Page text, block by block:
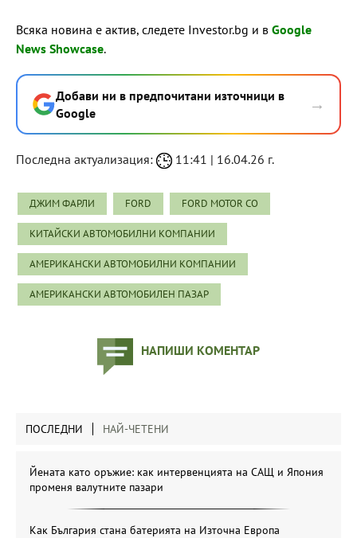
Всяка новина е актив, следете Investor.bg и в Google
News Showcase.
Добави ни в предпочитани източници в
Google
→
Последна актуализация: 11:41 | 16.04.26 г.
ДЖИМ ФАРЛИ FORD FORD MOTOR CO
КИТАЙСКИ АВТОМОБИЛНИ КОМПАНИИ
АМЕРИКАНСКИ АВТОМОБИЛНИ КОМПАНИИ
АМЕРИКАНСКИ АВТОМОБИЛЕН ПАЗАР
НАПИШИ КОМЕНТАР
ПОСЛЕДНИ НАЙ-ЧЕТЕНИ
Йената като оръжие: как интервенцията на САЩ и Япония
променя валутните пазари
Как България стана батерията на Източна Европа